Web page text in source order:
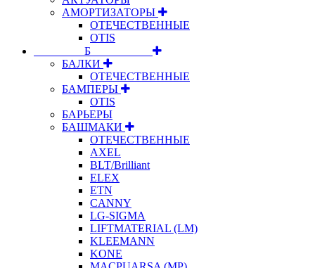
АМОРТИЗАТОРЫ
ОТЕЧЕСТВЕННЫЕ
OTIS
⠀⠀⠀⠀⠀⠀Б⠀⠀⠀⠀⠀⠀⠀
БАЛКИ
ОТЕЧЕСТВЕННЫЕ
БАМПЕРЫ
OTIS
БАРЬЕРЫ
БАШМАКИ
ОТЕЧЕСТВЕННЫЕ
AXEL
BLT/Brilliant
ELEX
ETN
CANNY
LG-SIGMA
LIFTMATERIAL (LM)
KLEEMANN
KONE